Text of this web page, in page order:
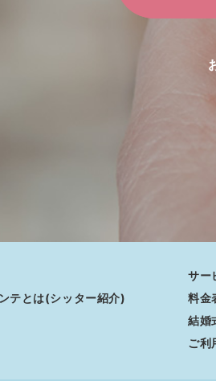
テとは(シッター紹介)
サー
料金
結婚
ご利